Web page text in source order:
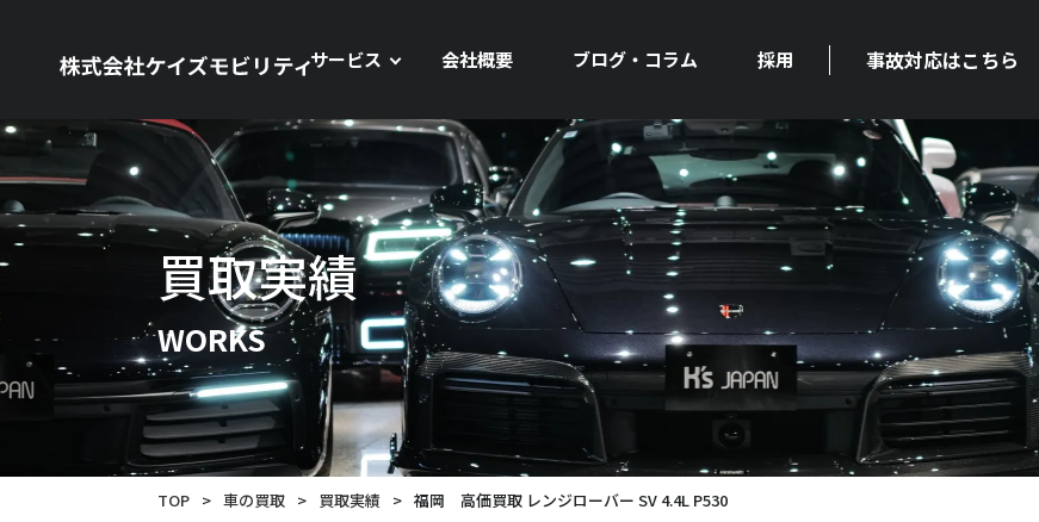
サービス 会社概要 ブログ・コラム 採用 事故対応はこちら
買取実績
WORKS
TOP > 車の買取 > 買取実績 > 福岡 高価買取 レンジローバー SV 4.4L P530